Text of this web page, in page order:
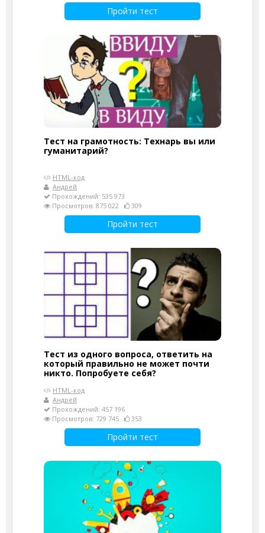
Пройти тест
Тест на грамотность: Технарь вы или
гуманитарий?
HTML-код
Андрей
Прохождений: 535 973
Просмотров: 875 022
309
Пройти тест
Тест из одного вопроса, ответить на
который правильно не может почти
никто. Попробуете себя?
HTML-код
Андрей
Прохождений: 457 196
Просмотров: 729 745
353
Пройти тест